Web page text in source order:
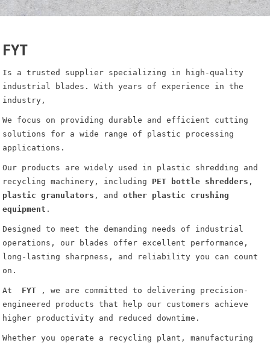
FYT
Is a trusted supplier specializing in high-quality
industrial blades. With years of experience in the
industry,
We focus on providing durable and efficient cutting
solutions for a wide range of plastic processing
applications.
Our products are widely used in plastic shredding and
recycling machinery, including PET bottle shredders ,
plastic granulators , andother plastic crushing
equipment .
Designed to meet the demanding needs of industrial
operations, our blades offer excellent performance,
long-lasting sharpness, and reliability you can count
on.
At FYT , we are committed to delivering precision-
engineered products that help our customers achieve
higher productivity and reduced downtime.
Whether you operate a recycling plant, manufacturing